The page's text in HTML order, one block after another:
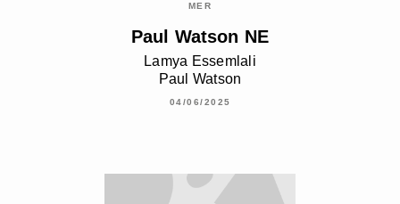
MER
Paul Watson NE
Lamya Essemlali
Paul Watson
04/06/2025